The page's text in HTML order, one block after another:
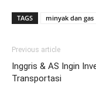
TAGS minyak dan gas
Previous article
Inggris & AS Ingin
Transportasi